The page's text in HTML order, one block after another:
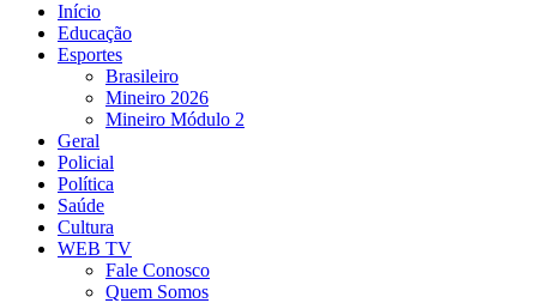
Início
Educação
Esportes
Brasileiro
Mineiro 2026
Mineiro Módulo 2
Geral
Policial
Política
Saúde
Cultura
WEB TV
Fale Conosco
Quem Somos